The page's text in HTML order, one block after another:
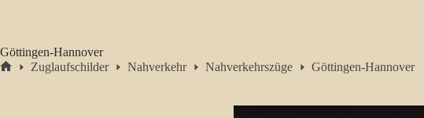
Göttingen-Hannover
Zuglaufschilder Nahverkehr Nahverkehrszüge Göttingen-Hannover